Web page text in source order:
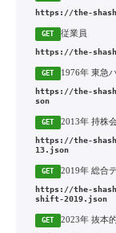
https://the-
GET 従業員
https://the-
GET
https://the-
son
GET
https://the-
13.json
GET
https://the-
shift-2019.json
GET